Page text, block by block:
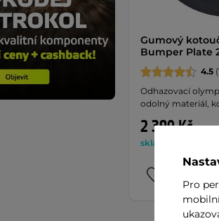
Gumový
Bumper Plate
4.5
Odhazovací
odolný materiál,
2 390 Kč
skladem – 11.8. u
Pro